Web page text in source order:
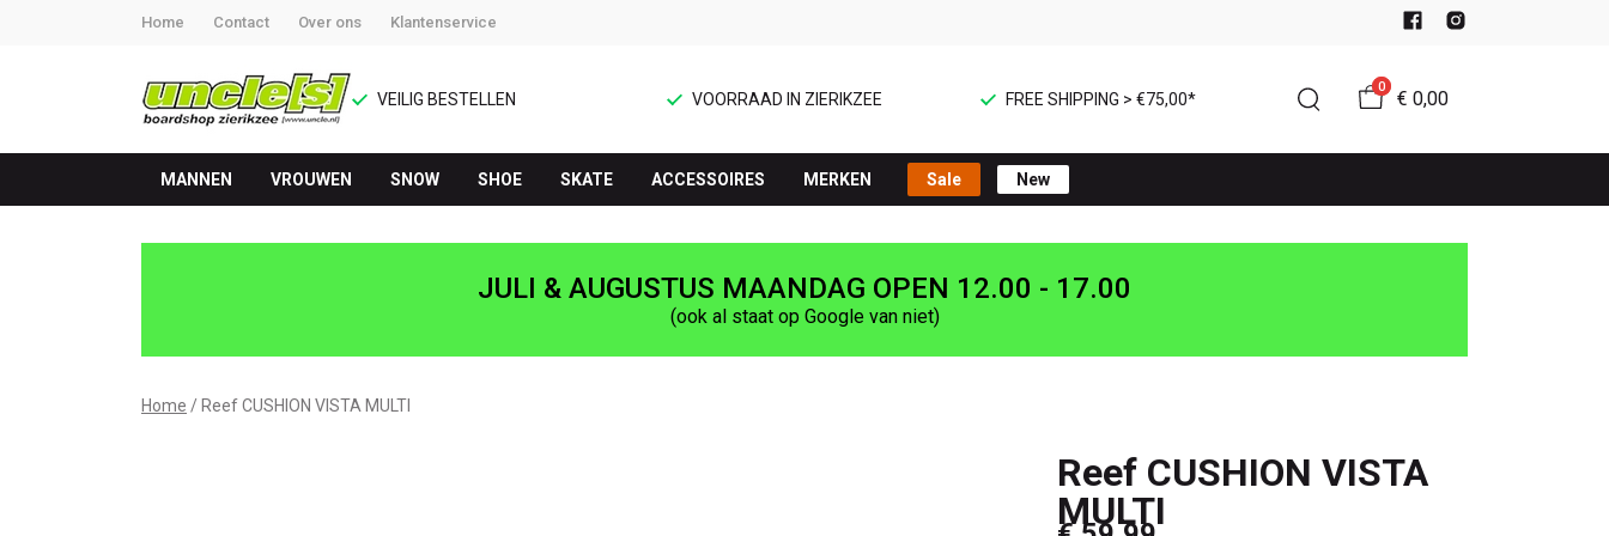
Home Contact Over ons Klantenservice
VEILIG BESTELLEN VOORRAAD IN ZIERIKZEE FREE SHIPPING > €75,00*
0
€ 0,00
MANNEN VROUWEN SNOW SHOE SKATE ACCESSOIRES MERKEN Sale New
VISTA
MULTI
JULI & AUGUSTUS MAANDAG OPEN 12.00 - 17.00
(ook al staat op Google van niet)
Home Reef CUSHION VISTA MULTI
Reef CUSHION VISTA
MULTI